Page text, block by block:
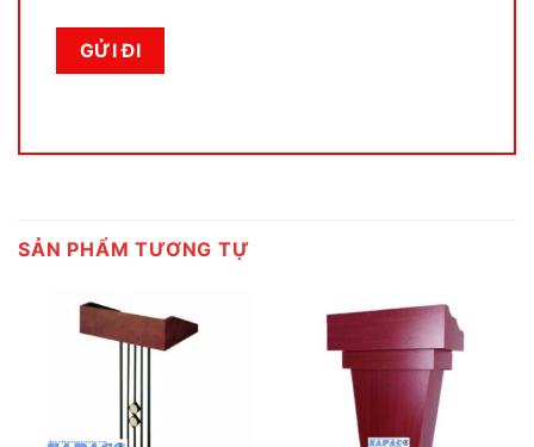
SẢN PHẨM TƯƠNG TỰ